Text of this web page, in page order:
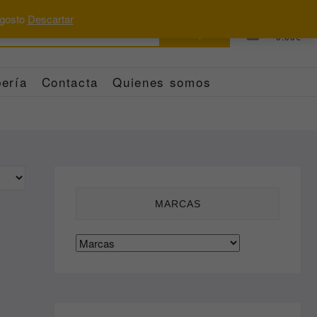
Descartar
0.00€
Contacta Quienes somos
MARCAS